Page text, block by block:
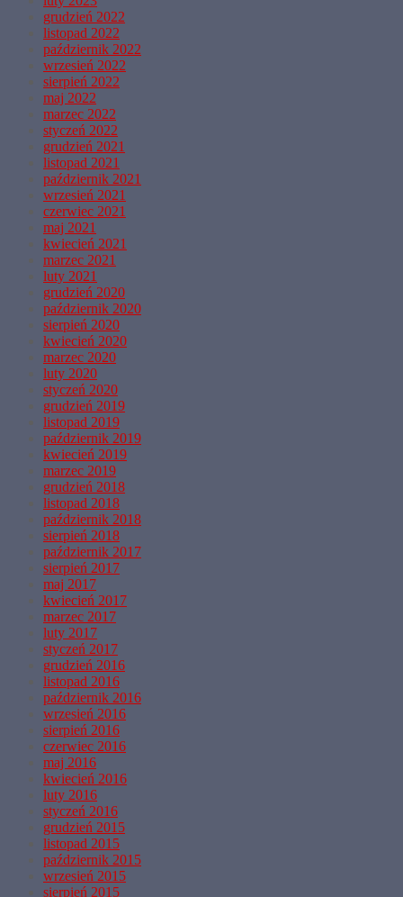
grudzień 2022
listopad 2022
październik 2022
wrzesień 2022
sierpień 2022
maj 2022
marzec 2022
styczeń 2022
grudzień 2021
listopad 2021
październik 2021
wrzesień 2021
czerwiec 2021
maj 2021
kwiecień 2021
marzec 2021
luty 2021
grudzień 2020
październik 2020
sierpień 2020
kwiecień 2020
marzec 2020
luty 2020
styczeń 2020
grudzień 2019
listopad 2019
październik 2019
kwiecień 2019
marzec 2019
grudzień 2018
listopad 2018
październik 2018
sierpień 2018
październik 2017
sierpień 2017
maj 2017
kwiecień 2017
marzec 2017
luty 2017
styczeń 2017
grudzień 2016
listopad 2016
październik 2016
wrzesień 2016
sierpień 2016
czerwiec 2016
maj 2016
kwiecień 2016
luty 2016
styczeń 2016
grudzień 2015
listopad 2015
październik 2015
wrzesień 2015
sierpień 2015